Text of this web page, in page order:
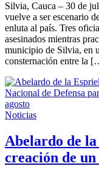
Oriente Del
Silvia, Cauca – 30 de
vuelve a ser escenario
enluta al país. Tres
asesinados mientras
municipio de Silvia, en
consternación entre la
Noticias
Abelardo de
creación de